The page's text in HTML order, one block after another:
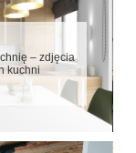
– zdjęcia